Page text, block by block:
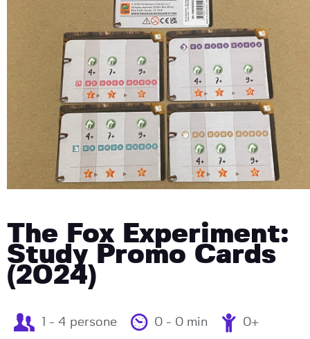
BLOG-NEWS
EVENTI
The Fox Experiment:
Study Promo Cards
(2024)
1 - 4 persone 0 - 0 min 0+